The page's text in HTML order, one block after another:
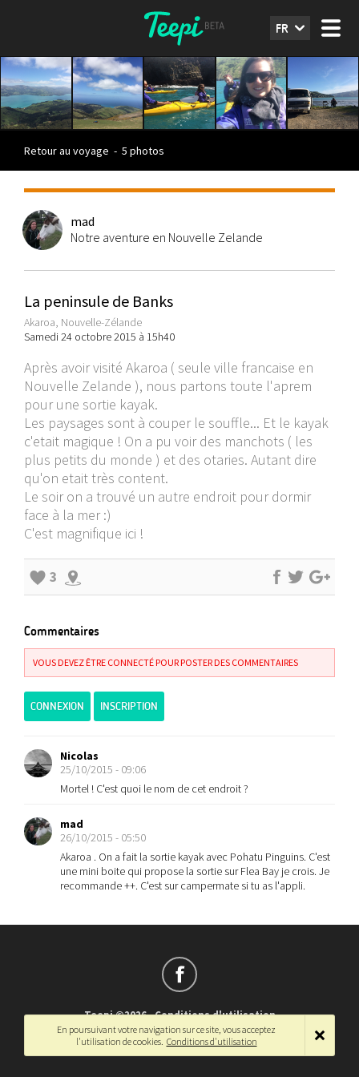
FR
Retour au voyage - 5 photos
mad
Notre aventure en Nouvelle Zelande
La peninsule de Banks
Akaroa, Nouvelle-Zélande
Samedi 24 octobre 2015 à 15h40
Après avoir visité Akaroa ( seule ville francaise en
Nouvelle Zelande ), nous partons toute l'aprem
pour une sortie kayak.
Les paysages sont à couper le souffle... Et le kayak
c'etait magique ! On a pu voir des manchots ( les
plus petits du monde ) et des otaries. Autant dire
qu'on etait très content.
Le soir on a trouvé un autre endroit pour dormir
face à la mer :)
C'est magnifique ici !
3
Commentaires
VOUS DEVEZ ÊTRE CONNECTÉ POUR POSTER DES COMMENTAIRES
CONNEXION INSCRIPTION
Nicolas
25/10/2015 - 09:06
Mortel ! C'est quoi le nom de cet endroit ?
mad
26/10/2015 - 05:50
Akaroa . On a fait la sortie kayak avec Pohatu Pinguins. C'est
une mini boite qui propose la sortie sur Flea Bay je crois. Je
recommande ++. C'est sur campermate si tu as l'appli.
Teepi ©2026-Conditions d'utilisation
Français-English
En poursuivant votre navigation sur ce site, vous acceptez
l'utilisation de cookies. Conditions d'utilisation